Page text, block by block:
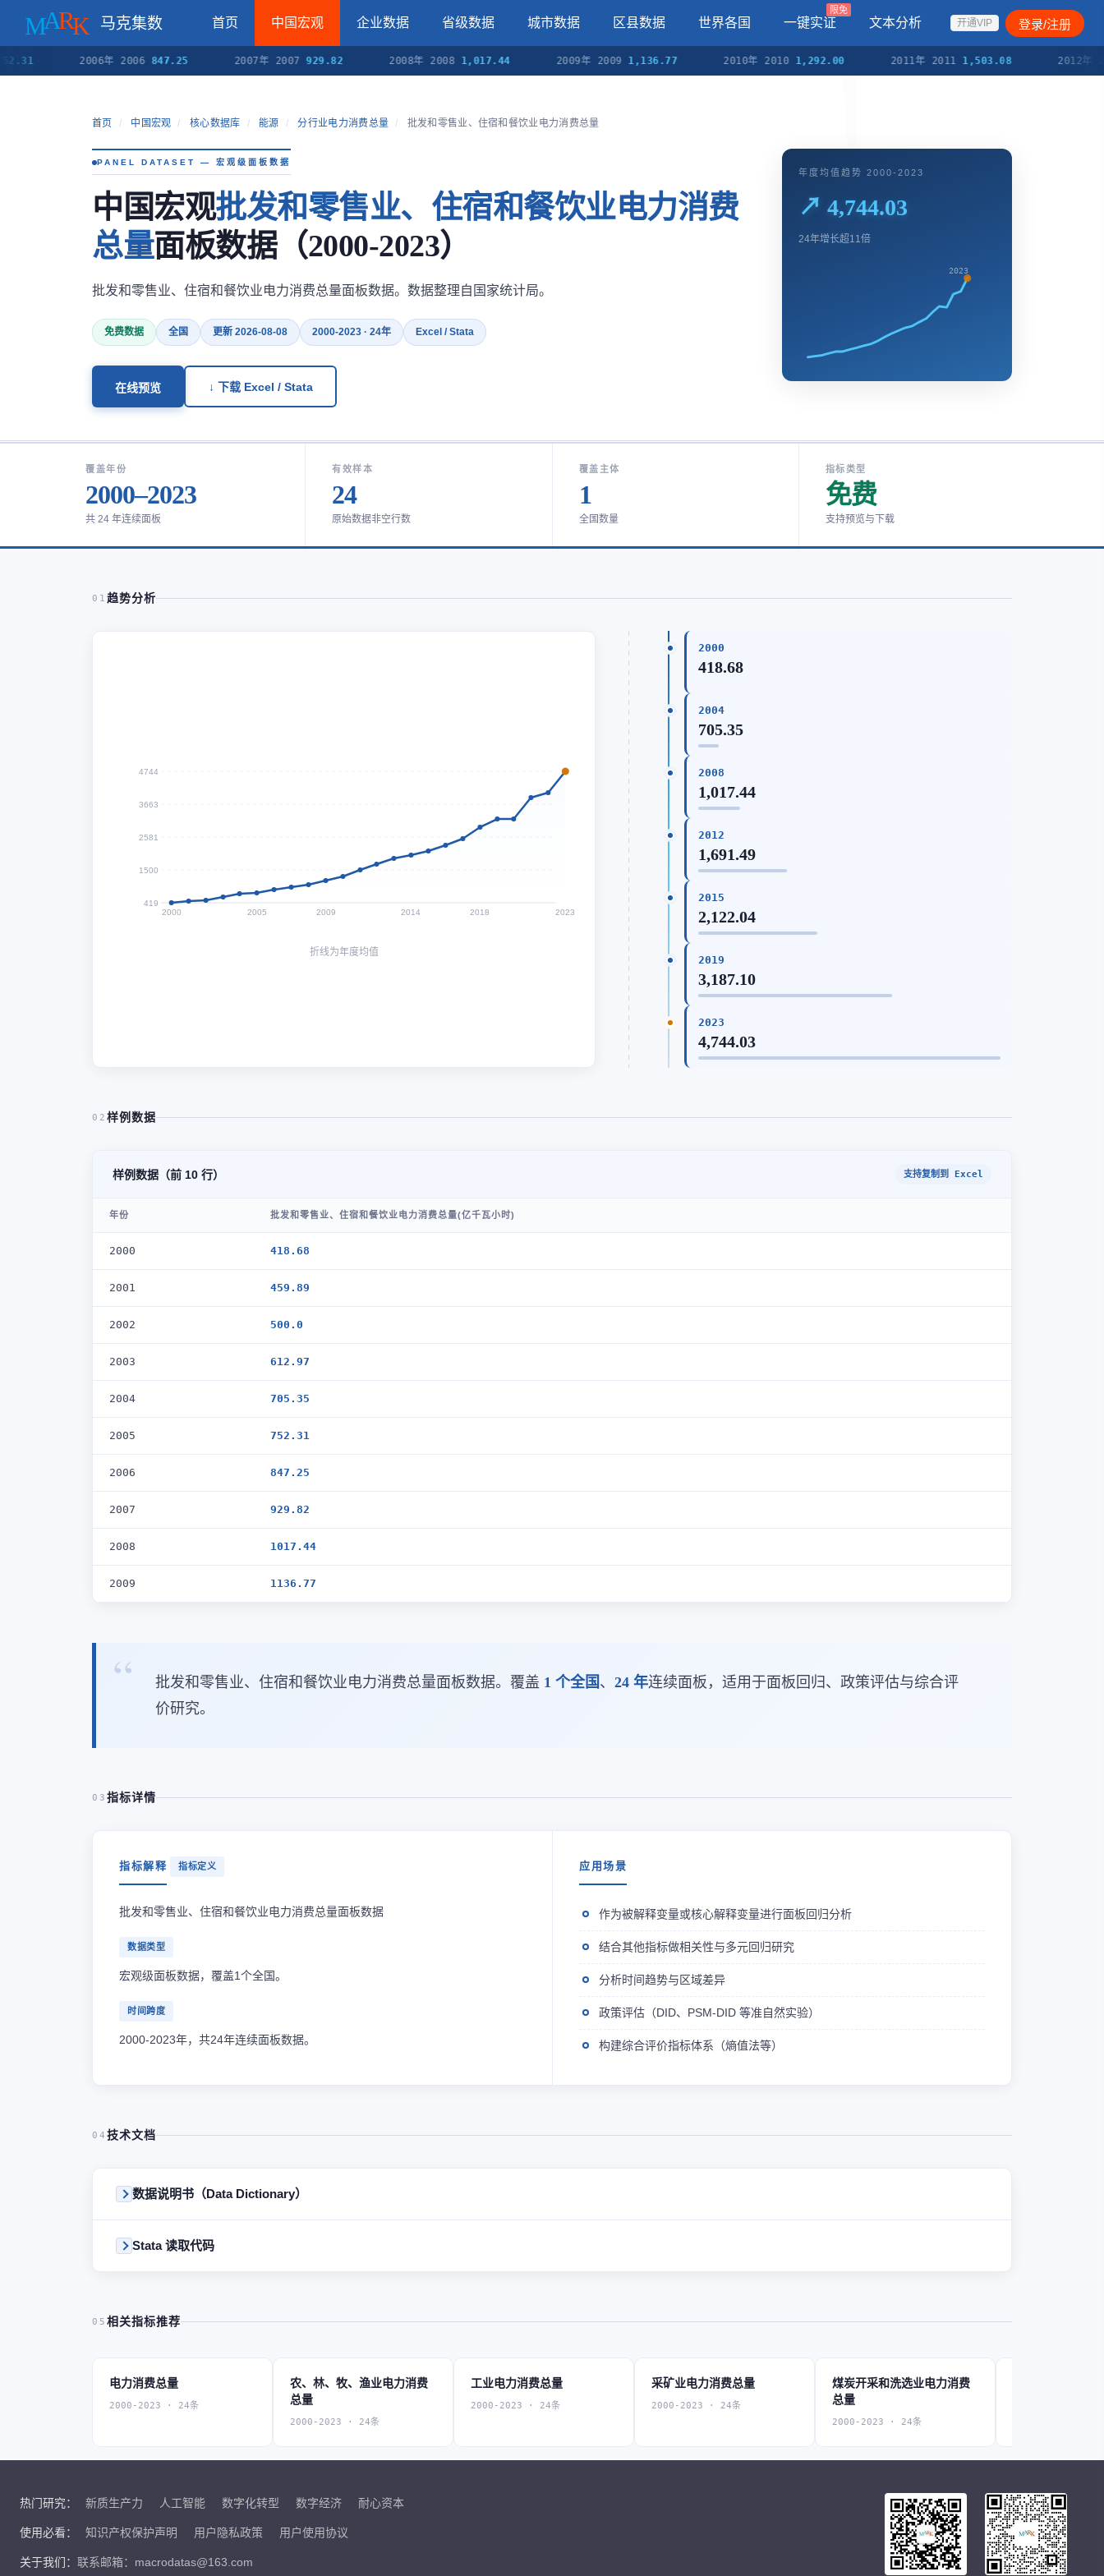
马克集数 首页 中国宏观 企业数据 省级数据 城市数据 区县数据 世界各国 一键实证
限免
文本分析 开通VIP 登录/注册
2006年 2006 847.25 2007年 2007 929.82 2008年 2008 1,017.44 2009年 2009 1,136.77 2010年 2010 1,292.00 2011年 2011 1,503.08 2012年 2012
首页 / 中国宏观 / 核心数据库 / 能源 / 分行业电力消费总量 / 批发和零售业、住宿和餐饮业电力消费总量
PANEL DATASET — 宏观级面板数据
中国宏观批发和零售业、住宿和餐饮业电力消费
总量面板数据（2000-2023）
批发和零售业、住宿和餐饮业电力消费总量面板数据。数据整理自国家统计局。
免费数据 全国 更新 2026-08-08 2000-2023 · 24年 Excel / Stata
在线预览 ↓ 下载 Excel / Stata
年度均值趋势 2000-2023
↗ 4,744.03
24年增长超11倍
2023
覆盖年份
2000–2023
共 24 年连续面板
有效样本
24
原始数据非空行数
覆盖主体
1
全国数量
指标类型
免费
支持预览与下载
01 趋势分析
4744
3663
2581
1500
419
2000
2005 2009 2014 2018 2023
折线为年度均值
2000
418.68
2004
705.35
2008
1,017.44
2012
1,691.49
2015
2,122.04
2019
3,187.10
2023
4,744.03
02 样例数据
样例数据（前 10 行） 支持复制到 Excel
年份 批发和零售业、住宿和餐饮业电力消费总量(亿千瓦小时)
2000 418.68
2001 459.89
2002 500.0
2003 612.97
2004 705.35
2005 752.31
2006 847.25
2007 929.82
2008 1017.44
2009 1136.77
批发和零售业、住宿和餐饮业电力消费总量面板数据。覆盖 1 个全国 、 24 年连续面板，适用于面板回归、政策评估与综合评
价研究。
03 指标详情
指标解释 指标定义
批发和零售业、住宿和餐饮业电力消费总量面板数据
数据类型
宏观级面板数据，覆盖1个全国。
时间跨度
2000-2023年，共24年连续面板数据。
应用场景
作为被解释变量或核心解释变量进行面板回归分析
结合其他指标做相关性与多元回归研究
分析时间趋势与区域差异
政策评估（DID、PSM-DID 等准自然实验）
构建综合评价指标体系（熵值法等）
04 技术文档
数据说明书（Data Dictionary）
Stata 读取代码
05 相关指标推荐
电力消费总量
2000-2023 · 24条
农、林、牧、渔业电力消费
总量
2000-2023 · 24条
工业电力消费总量
2000-2023 · 24条
采矿业电力消费总量
2000-2023 · 24条
煤炭开采和洗选业电力消费
总量
2000-2023 · 24条
热门研究： 新质生产力 人工智能 数字化转型 数字经济 耐心资本
使用必看： 知识产权保护声明 用户隐私政策 用户使用协议
关于我们： 联系邮箱：macrodatas@163.com